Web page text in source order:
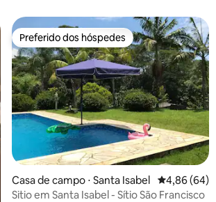
Preferido dos hóspedes
Preferido dos hóspedes
Casa de campo ⋅ Santa Isabel 4,86 de
4,86 (64)
Sitio em Santa Isabel - Sítio São Francisco